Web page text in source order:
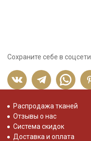
Сохраните себе в соцсети
Распродажа тканей
Отзывы о нас
Система скидок
Доставка и оплата